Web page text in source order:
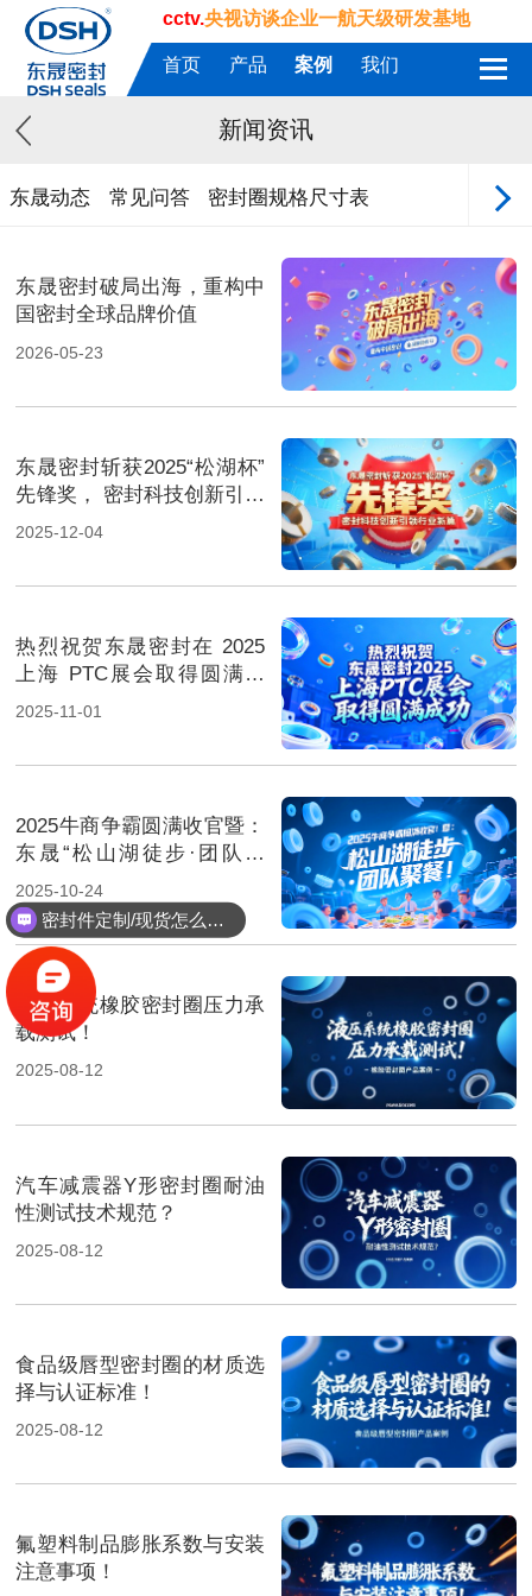
cctv.央视访谈企业一航天级研发基地
首页 产品 案例 我们
新闻资讯
东晟动态 常见问答 密封圈规格尺寸表
东晟密封破局出海，重构中
国密封全球品牌价值
2026-05-23
东晟密封斩获2025“松湖杯”
先锋奖， 密封科技创新引领
行业新篇！
2025-12-04
热烈祝贺东晟密封在 2025
上海 PTC展会取得圆满成
功！
2025-11-01
2025牛商争霸圆满收官暨：
东晟“松山湖徒步·团队聚
餐”！
2025-10-24
液压系统橡胶密封圈压力承
载测试！
2025-08-12
汽车减震器Y形密封圈耐油
性测试技术规范？
2025-08-12
食品级唇型密封圈的材质选
择与认证标准！
2025-08-12
氟塑料制品膨胀系数与安装
注意事项！
密封件定制/现货怎么报价，起订量多少？